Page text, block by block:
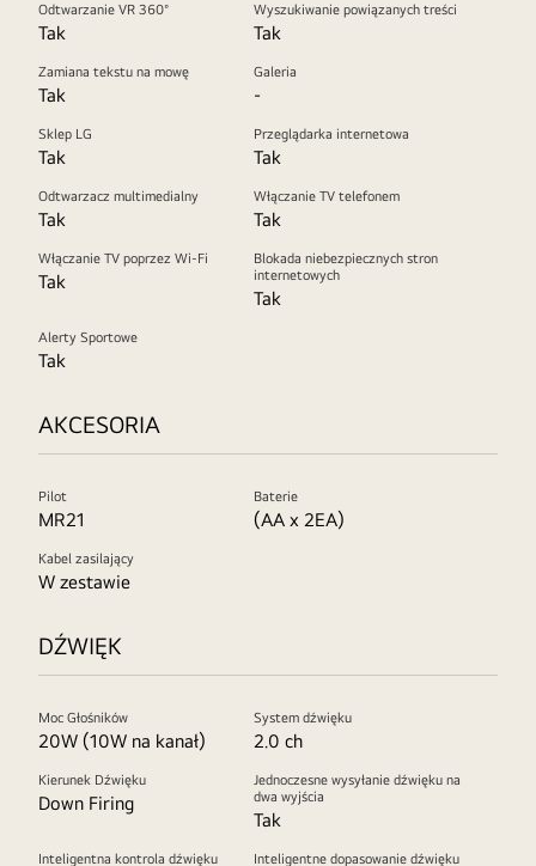
Odtwarzanie VR 360°
Tak
Wyszukiwanie powiązanych treści
Tak
Zamiana tekstu na mowę
Tak
Galeria
-
Sklep LG
Tak
Przeglądarka internetowa
Tak
Odtwarzacz multimedialny
Tak
Włączanie TV telefonem
Tak
Włączanie TV poprzez Wi-Fi
Tak
Blokada niebezpiecznych stron
internetowych
Tak
Alerty Sportowe
Tak
AKCESORIA
Pilot
MR21
Baterie
(AA x 2EA)
Kabel zasilający
W zestawie
DŹWIĘK
Moc Głośników
20W (10W na kanał)
System dźwięku
2.0 ch
Kierunek Dźwięku
Down Firing
Jednoczesne wysyłanie dźwięku na
dwa wyjścia
Tak
Inteligentna kontrola dźwięku
Inteligentne dopasowanie dźwięku